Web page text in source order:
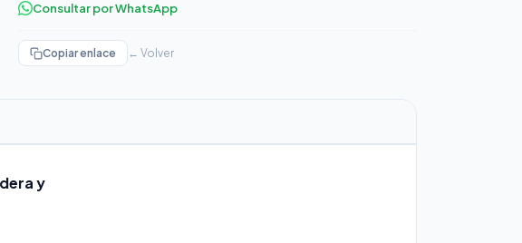
Consultar por WhatsApp
Copiar enlace ← Volver
y